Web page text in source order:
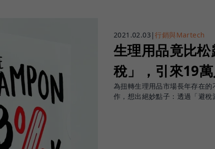
2021.02.03 |行銷與Martech
生理用品竟比
稅」，引來19
為扭轉生理用品市場長年存在
作，想出絕妙點子：透過「避稅